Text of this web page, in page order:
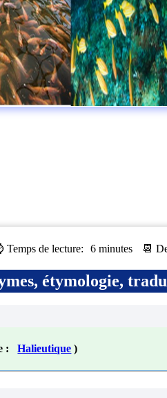
Temps de lecture: 6 minutes 📆
étymologie,
:Halieutique )